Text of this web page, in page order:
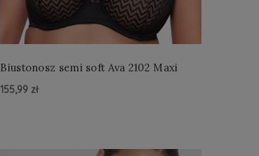
Biustonosz semi soft Ava 2102 Maxi
155,99 zł